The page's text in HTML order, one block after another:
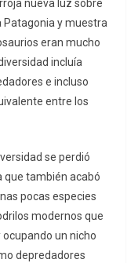
nueva luz sobre
Patagonia y muestra
eran mucho
incluía
e incluso
entre los
se perdió
que también acabó
pocas especies
modernos que
un nicho
depredadores